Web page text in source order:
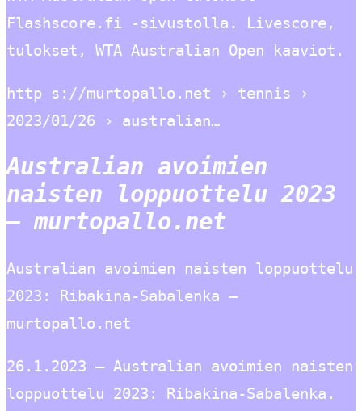
Flashscore.fi -sivustolla. Livescore,
tulokset, WTA Australian Open kaaviot.
http s://murtopallo.net › tennis ›
2023/01/26 › australian…
Australian avoimien
naisten loppuottelu 2023
– murtopallo.net
Australian avoimien naisten loppuottelu
2023: Ribakina-Sabalenka –
murtopallo.net
26.1.2023 — Australian avoimien naisten
loppuottelu 2023: Ribakina-Sabalenka.